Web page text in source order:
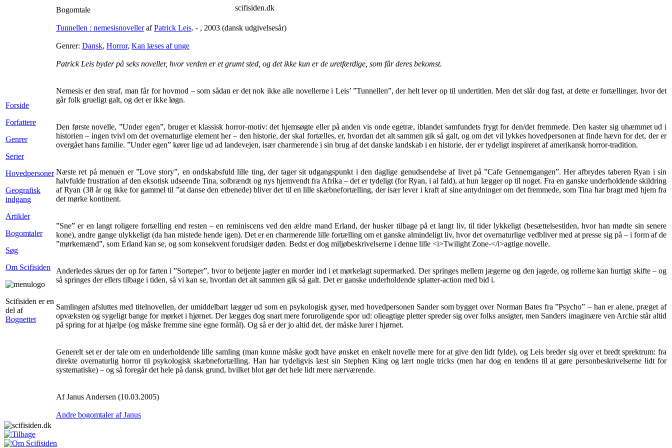
Forside
Forfattere
Genrer
Serier
Hovedpersoner
Geografisk
indgang
Artikler
Bogomtaler
Søg
Om Scifisiden
Scifisiden er en
del af
Bognettet
Bogomtale
Tunnellen : nemesisnovellerafPatrick Leis. - , 2003 (dansk udgivelsesår)
Genrer: Dansk, Horror, Kan læses af unge
Patrick Leis byder på seks noveller, hvor verden er et grumt sted, og det ikke kun er de uretfærdige, som får deres bekomst.
Nemesis er den straf, man får for hovmod – som sådan er det nok ikke alle novellerne i Leis’ ”Tunnellen”, der helt lever op til undertitlen. Men det slår dog fast, at dette er fortællinger, hvor det
går folk grueligt galt, og det er ikke løgn.
Den første novelle, ”Under egen”, bruger et klassisk horror-motiv: det hjemsøgte eller på anden vis onde egetræ, iblandet samfundets frygt for den/det fremmede. Den kaster sig uhæmmet ud i
historien – ingen tvivl om det overnaturlige element her – den historie, der skal fortælles, er, hvordan det alt sammen gik så galt, og om det vil lykkes hovedpersonen at finde hævn for det, der er
overgået hans familie. ”Under egen” kører lige ud ad landevejen, især charmerende i sin brug af det danske landskab i en historie, der er tydeligt inspireret af amerikansk horror-tradition.
Næste ret på menuen er ”Love story”, en ondskabsfuld lille ting, der tager sit udgangspunkt i den daglige genudsendelse af livet på ”Cafe Gennemgangen”. Her afbrydes taberen Ryan i sin
halvfulde frustration af den eksotisk udseende Tina, solbrændt og nys hjemvendt fra Afrika – det er tydeligt (for Ryan, i al fald), at hun lægger op til noget. Fra en ganske underholdende skildring
af Ryan (38 år og ikke for gammel til ”at danse den etbenede) bliver det til en lille skæbnefortælling, der især lever i kraft af sine antydninger om det fremmede, som Tina har bragt med hjem fra
det mørke kontinent.
”Sne” er en langt roligere fortælling end resten – en reminiscens ved den ældre mand Erland, der husker tilbage på et langt liv, til tider lykkeligt (besættelsestiden, hvor han mødte sin senere
kone), andre gange ulykkeligt (da han mistede hende igen). Det er en charmerende lille fortælling om et ganske almindeligt liv, hvor det overnaturlige vedbliver med at presse sig på – i form af de
”mørkemænd”, som Erland kan se, og som konsekvent forudsiger døden. Bedst er dog miljøbeskrivelserne i denne lille <i>Twilight Zone-</i>agtige novelle.
Anderledes skrues der op for farten i ”Sorteper”, hvor to betjente jagter en morder ind i et mørkelagt supermarked. Der springes mellem jægerne og den jagede, og rollerne kan hurtigt skifte – og
så springes der ellers tilbage i tiden, så vi kan se, hvordan det alt sammen gik så galt. Det er ganske underholdende splatter-action med bid i.
Samlingen afsluttes med titelnovellen, der umiddelbart lægger ud som en psykologisk gyser, med hovedpersonen Sander som bygget over Norman Bates fra ”Psycho” – han er alene, præget af
opvæksten og sygeligt bange for mørket i hjørnet. Der lægges dog snart mere foruroligende spor ud: olieagtige pletter spreder sig over folks ansigter, men Sanders imaginære ven Archie står altid
på spring for at hjælpe (og måske fremme sine egne formål). Og så er der jo altid det, der måske lurer i hjørnet.
Generelt set er der tale om en underholdende lille samling (man kunne måske godt have ønsket en enkelt novelle mere for at give den lidt fylde), og Leis breder sig over et bredt sprektrum: fra
direkte overnaturlig horror til psykologisk skæbnefortælling. Han har tydeligvis læst sin Stephen King og lært nogle tricks (men har dog en tendens til at gøre personbeskrivelserne lidt for
systematiske) – og så foregår det hele på dansk grund, hvilket blot gør det hele lidt mere nærværende.
Af Janus Andersen (10.03.2005)
Andre bogomtaler af Janus
scifisiden.dk